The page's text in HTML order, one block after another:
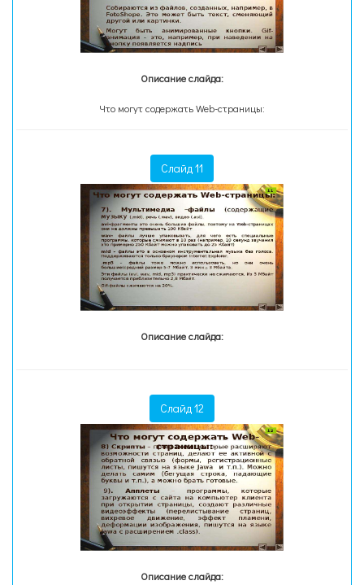
Описание слайда:
Что могут содержать Web-страницы:
Слайд 11
Описание слайда:
Слайд 12
Описание слайда: